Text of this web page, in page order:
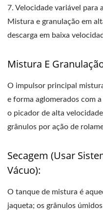
7. Velocidade variável para
Mistura e granulação em
descarga em baixa
Mistura E
O impulsor principal
e forma aglomerados com
o picador de alta
grânulos por ação de
Secagem (Usar
Vácuo):
O tanque de mistura é
jaqueta; os grânulos